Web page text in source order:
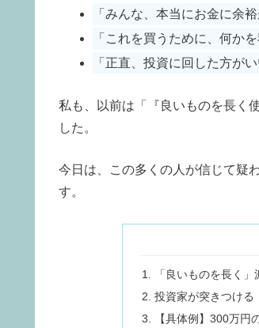
「みんな、本当にお金に余
「これを買うために、何か
「正直、投資に回した方が
私も、以前は「『良いものを長く
した。
今日は、この多くの人が信じて疑
す。
「良いものを長く
投資家が突きつける
【具体例】300万